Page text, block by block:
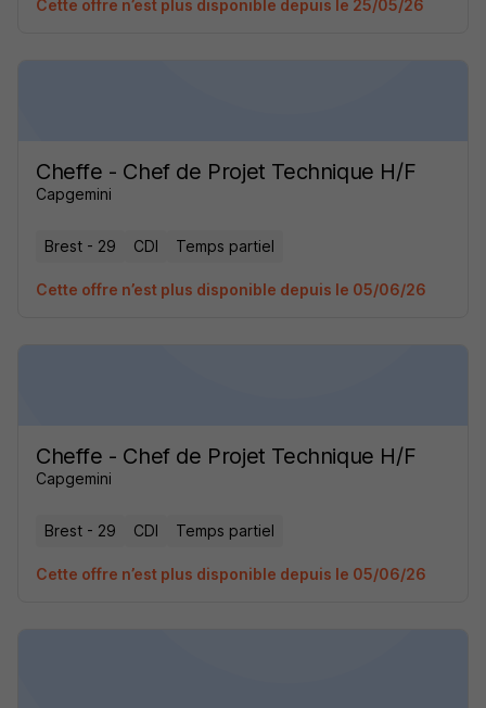
Cette offre n’est plus disponible depuis le 25/05/26
Cheffe - Chef de Projet Technique H/F
Capgemini
Brest - 29 CDI Temps partiel
Cette offre n’est plus disponible depuis le 05/06/26
Cheffe - Chef de Projet Technique H/F
Capgemini
Brest - 29 CDI Temps partiel
Cette offre n’est plus disponible depuis le 05/06/26